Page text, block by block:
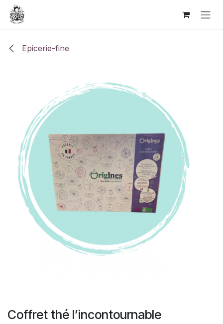
Se rendre au contenu
Epicerie-fine
Coffret thé l’incontournable